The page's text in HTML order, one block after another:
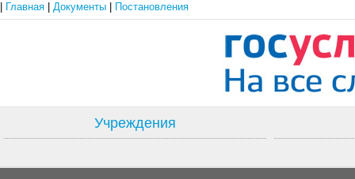
Главная Документы Постановления
Учреждения